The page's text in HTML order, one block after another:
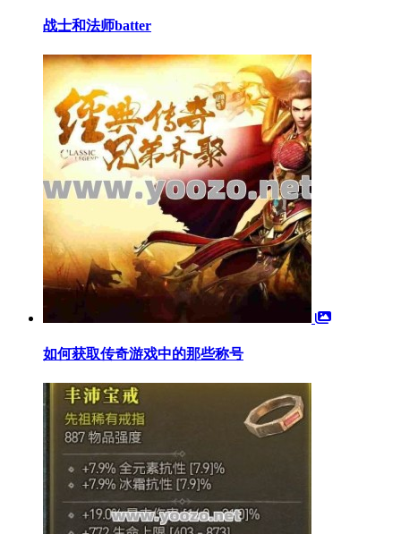
战士和法师batter
如何获取传奇游戏中的那些称号